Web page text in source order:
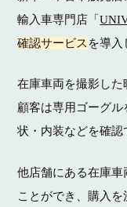
輸入車専門店「
確認サービス を導入
在庫車両を撮影した
顧客は専用ゴーグ
状・内装などを確認
他店舗にある在庫
ことができ、購入を